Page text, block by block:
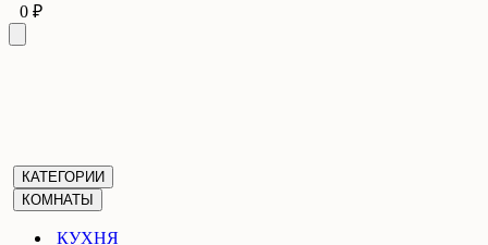
0 ₽
КАТЕГОРИИ
КОМНАТЫ
КУХНЯ